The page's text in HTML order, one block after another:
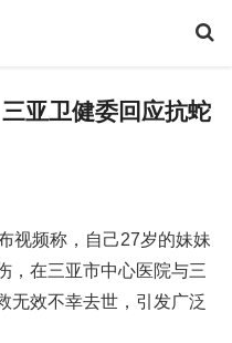
亚卫健委回应抗蛇
视频称，自己27岁的妹妹
，在三亚市中心医院与三
无效不幸去世，引发广泛